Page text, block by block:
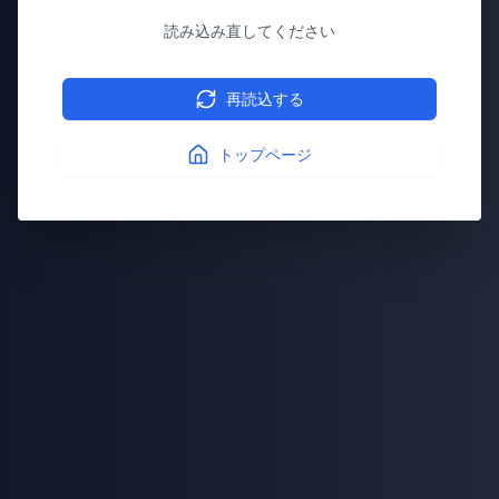
読み込み直してください
再読込する
トップページ